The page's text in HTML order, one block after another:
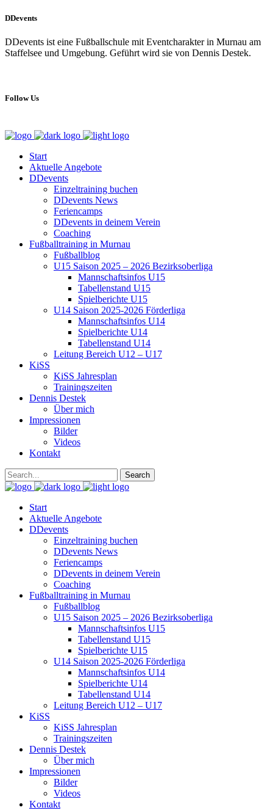
DDevents
DDevents ist eine Fußballschule mit Eventcharakter in Murnau am
Staffelsee und Umgebung. Geführt wird sie von Dennis Destek.
Follow Us
Start
Aktuelle Angebote
DDevents
Einzeltraining buchen
DDevents News
Feriencamps
DDevents in deinem Verein
Coaching
Fußballtraining in Murnau
Fußballblog
U15 Saison 2025 – 2026 Bezirksoberliga
Mannschaftsinfos U15
Tabellenstand U15
Spielberichte U15
U14 Saison 2025-2026 Förderliga
Mannschaftsinfos U14
Spielberichte U14
Tabellenstand U14
Leitung Bereich U12 – U17
KiSS
KiSS Jahresplan
Trainingszeiten
Dennis Destek
Über mich
Impressionen
Bilder
Videos
Kontakt
Start
Aktuelle Angebote
DDevents
Einzeltraining buchen
DDevents News
Feriencamps
DDevents in deinem Verein
Coaching
Fußballtraining in Murnau
Fußballblog
U15 Saison 2025 – 2026 Bezirksoberliga
Mannschaftsinfos U15
Tabellenstand U15
Spielberichte U15
U14 Saison 2025-2026 Förderliga
Mannschaftsinfos U14
Spielberichte U14
Tabellenstand U14
Leitung Bereich U12 – U17
KiSS
KiSS Jahresplan
Trainingszeiten
Dennis Destek
Über mich
Impressionen
Bilder
Videos
Kontakt